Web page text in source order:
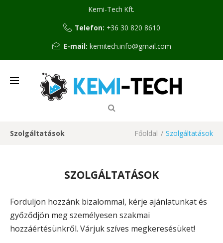
Kemi-Tech Kft.
Telefon: +36 30 820 8610
E-mail: kemitech.info@gmail.com
Szolgáltatások Főoldal / Szolgáltatások
SZOLGÁLTATÁSOK
Forduljon hozzánk bizalommal, kérje ajánlatunkat és
győződjön meg személyesen szakmai
hozzáértésünkről. Várjuk szíves megkeresésüket!